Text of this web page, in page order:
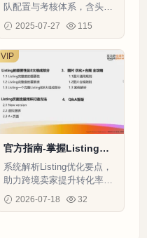
队配置与考核体系，含头部
卖家的ERP选型避坑指南
2025-07-27 115
官方指南-掌握Listing优
化精髓-35页
系统解析Listing优化要点，
助力跨境卖家提升转化率与
曝光量
2026-07-18 32
VIP